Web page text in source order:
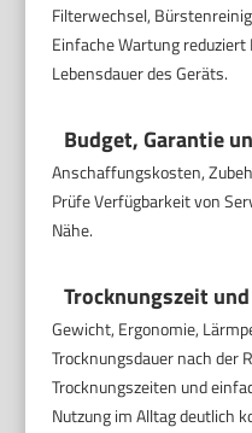
Filterwechsel,
Einfache Wartung
Lebensdauer des Geräts.
Budget, Garantie
Anschaffungskosten,
Prüfe Verfügbarkeit von
Nähe.
Trocknungszeit
Gewicht, Ergonomie,
Trocknungsdauer nach der
Trocknungszeiten und
Nutzung im Alltag deutlich